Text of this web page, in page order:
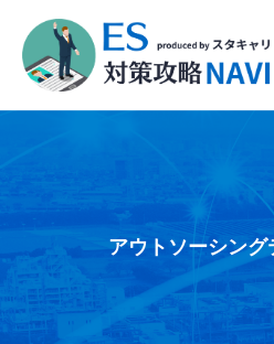
アウトソーシング